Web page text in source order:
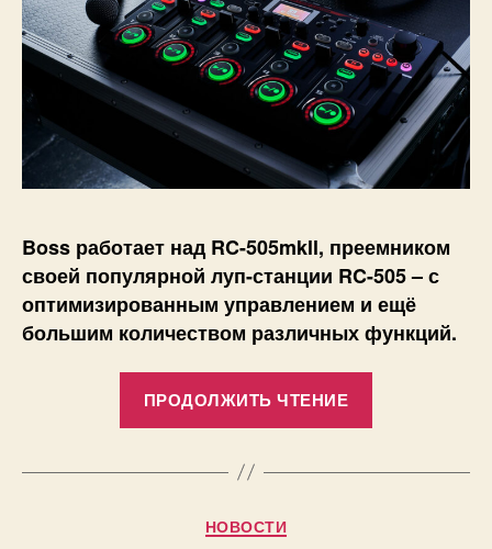
Boss работает над RC-505mkll, преемником
своей популярной луп-станции RC-505 – с
оптимизированным управлением и ещё
большим количеством различных функций.
ПРОДОЛЖИТЬ ЧТЕНИЕ
Boss
Рубрики
НОВОСТИ